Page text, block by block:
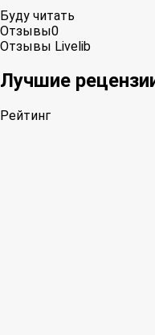
Буду читать
Отзывы0
Отзывы Livelib
Лучшие
Рейтинг